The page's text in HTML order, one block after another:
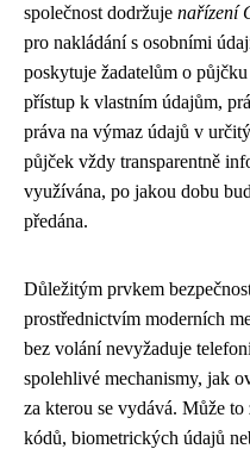
společnost dodržuje nařízení
pro nakládání s osobními
poskytuje žadatelům o
přístup k vlastním údajům,
práva na výmaz údajů v
půjček vždy transparentně
využívána, po jakou dobu
předána.
Důležitým prvkem
prostřednictvím moderních
bez volání nevyžaduje
spolehlivé mechanismy, jak
za kterou se vydává. Může
kódů, biometrických údajů